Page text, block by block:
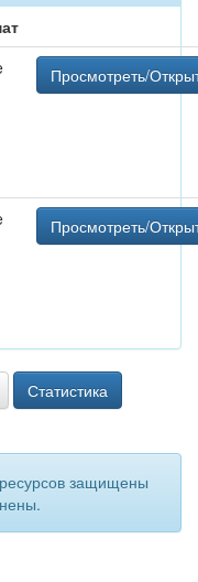
Просмотреть/
Просмотреть/
Статистика
защищены